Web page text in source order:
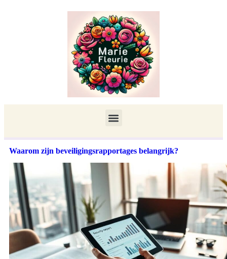
Waarom zijn beveiligingsrapportages belangrijk?